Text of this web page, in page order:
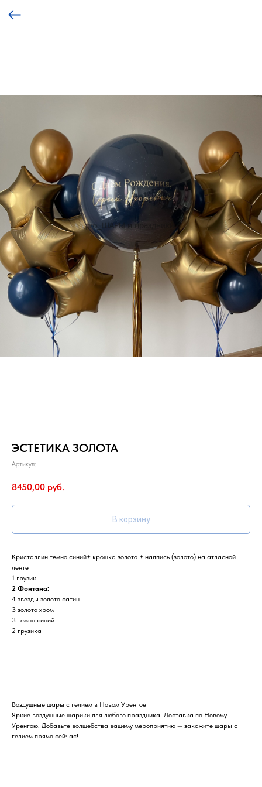
ЭСТЕТИКА ЗОЛОТА
Артикул:
8450,00 руб.
В корзину
Кристаллин темно синий+ крошка золото + надпись (золото) на атласной
ленте
1 грузик
2 Фонтана:
4 звезды золото сатин
3 золото хром
3 темно синий
2 грузика
Воздушные шары с гелием в Новом Уренгое
Яркие воздушные шарики для любого праздника! Доставка по Новому
Уренгою. Добавьте волшебства вашему мероприятию — закажите шары с
гелием прямо сейчас!